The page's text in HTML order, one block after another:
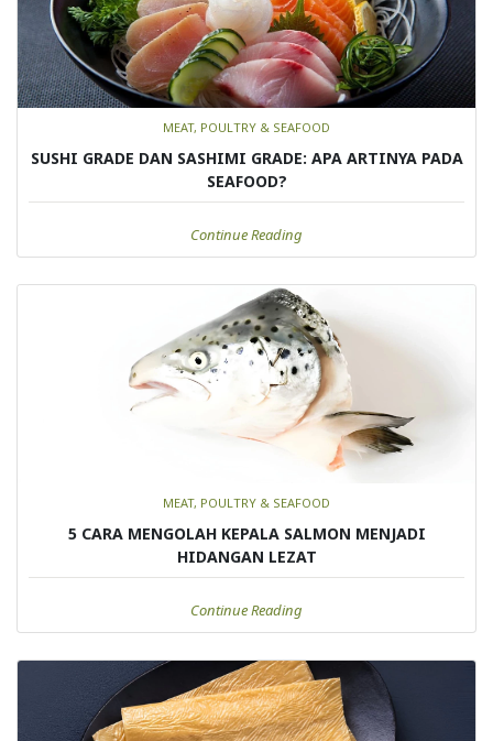
MEAT, POULTRY & SEAFOOD
SUSHI GRADE DAN SASHIMI GRADE: APA ARTINYA PADA
SEAFOOD?
Continue Reading
MEAT, POULTRY & SEAFOOD
5 CARA MENGOLAH KEPALA SALMON MENJADI
HIDANGAN LEZAT
Continue Reading